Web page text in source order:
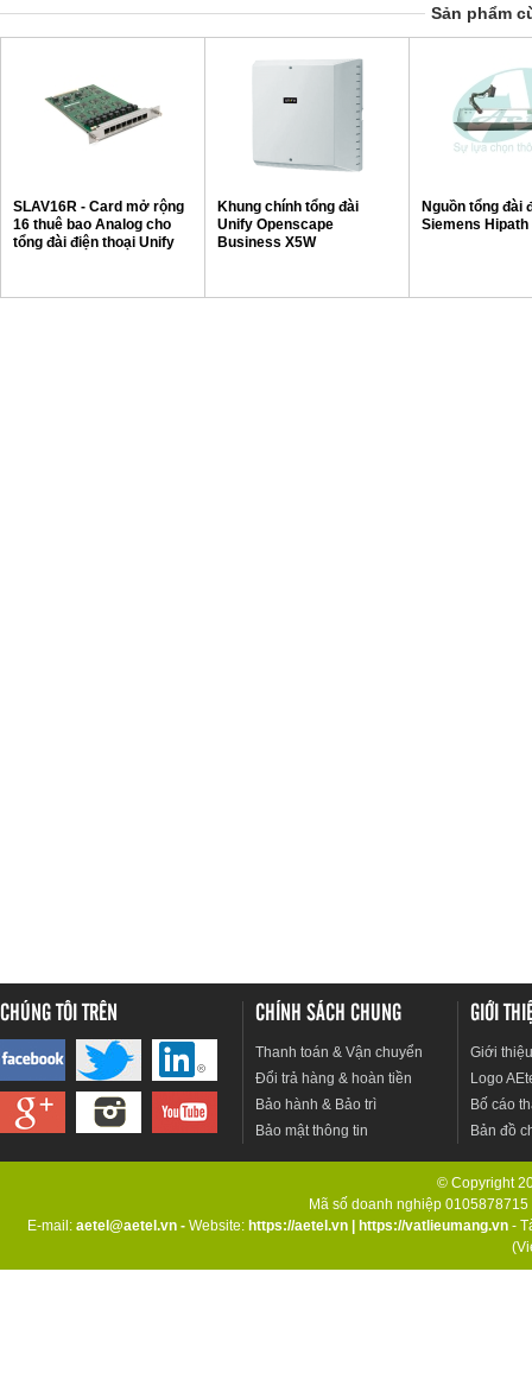
Sản phẩm
SLAV16R - Card mở rộng
16 thuê bao Analog cho
tổng đài điện thoại Unify
Khung chính tổng đài
Unify Openscape
Business X5W
Nguồn tổng đài
Siemens Hipath
CHÚNG TÔI TRÊN CHÍNH SÁCH CHUNG
Thanh toán & Vận chuyển
Đổi trả hàng & hoàn tiền
Bảo hành & Bảo trì
Bảo mật thông tin
GIỚI
Giới
Logo
Bố cáo
Bản đồ
© Copyright
Mã số doanh nghiệp
E-mail: aetel@aetel.vn - Website: https://aetel.vn https://vatlieumang.vn -